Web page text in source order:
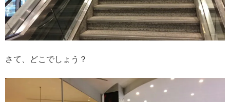
さて、どこでしょう？